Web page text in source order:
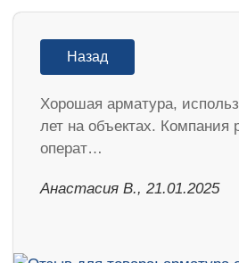
Назад
Хорошая арматура,
лет на объектах. Компания
операт…
Анастасия В., 21.01.2025